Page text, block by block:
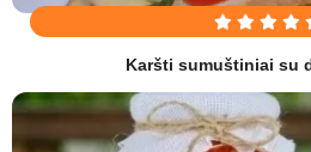
Karšti sumuštiniai su